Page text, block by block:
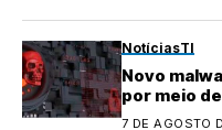
NotíciasTI
Novo
por meio
7 DE AGOSTO